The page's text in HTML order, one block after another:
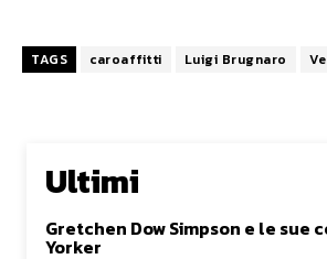
TAGS caroaffitti Luigi Brugnaro
Ultimi
Gretchen Dow Simpson e le sue
Yorker